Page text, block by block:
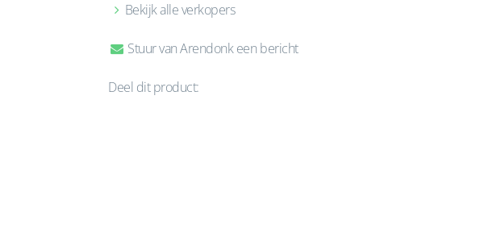
Bekijk alle verkopers
Stuur van Arendonk een bericht
Deel dit product: